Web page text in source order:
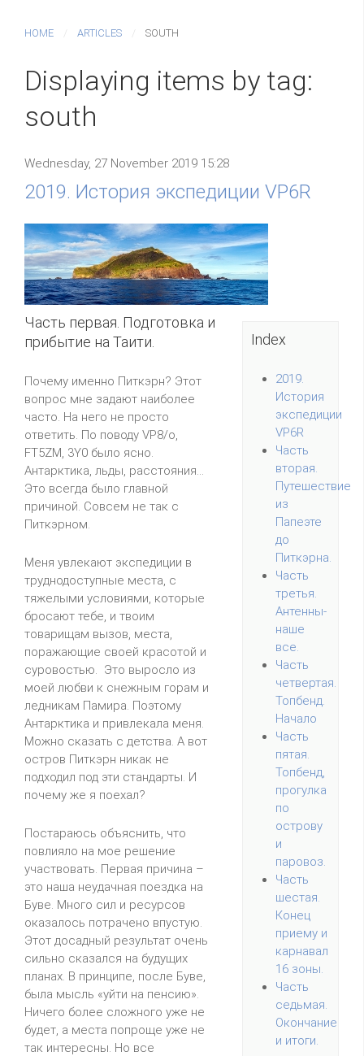
HOME ARTICLES SOUTH
Displaying items by tag:
south
Wednesday, 27 November 2019 15:28
2019. История экспедиции VP6R
Index
2019.
История
экспедиции
VP6R
Часть
вторая.
Путешествие
из
Папеэте
до
Питкэрна.
Часть
третья.
Антенны-
наше
все.
Часть
четвертая.
Топбенд.
Начало
Часть
пятая.
Топбенд,
прогулка
по
острову
и
паровоз.
Часть
шестая.
Конец
приему и
карнавал
16 зоны.
Часть
седьмая.
Окончание
и итоги.
Часть первая. Подготовка и
прибытие на Таити.
Почему именно Питкэрн? Этот
вопрос мне задают наиболее
часто. На него не просто
ответить. По поводу VP8/o,
FT5ZM, 3Y0 было ясно.
Антарктика, льды, расстояния...
Это всегда было главной
причиной. Совсем не так с
Питкэрном.
Меня увлекают экспедиции в
труднодоступные места, с
тяжелыми условиями, которые
бросают тебе, и твоим
товарищам вызов, места,
поражающие своей красотой и
суровостью. Это выросло из
моей любви к снежным горам и
ледникам Памира. Поэтому
Антарктика и привлекала меня.
Можно сказать с детства. А вот
остров Питкэрн никак не
подходил под эти стандарты. И
почему же я поехал?
Постараюсь объяснить, что
повлияло на мое решение
участвовать. Первая причина –
это наша неудачная поездка на
Буве. Много сил и ресурсов
оказалось потрачено впустую.
Этот досадный результат очень
сильно сказался на будущих
планах. В принципе, после Буве,
была мысль «уйти на пенсию».
Ничего более сложного уже не
будет, а места попроще уже не
так интересны. Но все